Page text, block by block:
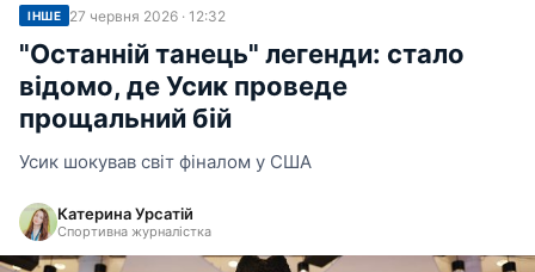
ІНШЕ 27 червня 2026 · 12:32
"Останній танець" легенди: стало
відомо, де Усик проведе
прощальний бій
Усик шокував світ фіналом у США
Катерина Урсатій
Спортивна журналістка